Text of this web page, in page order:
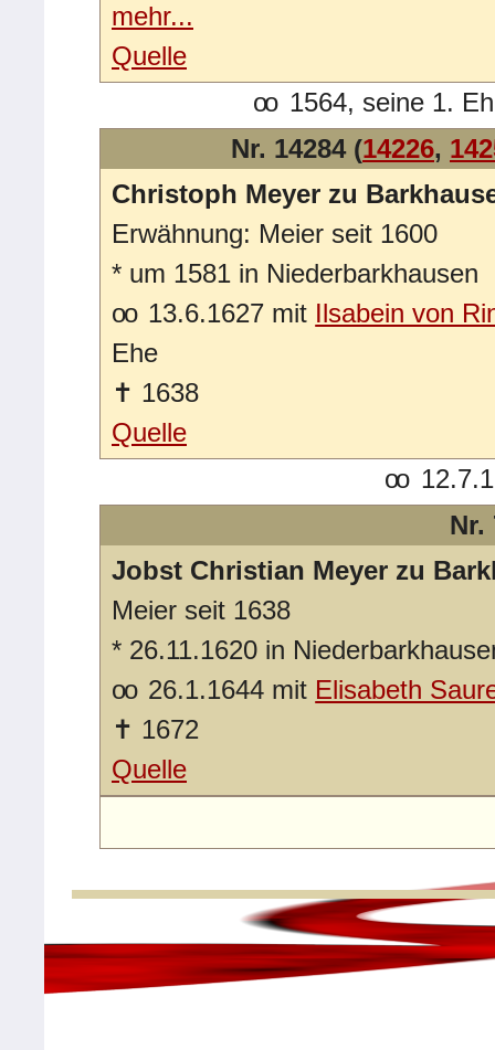
mehr...
Quelle
oo 1564, seine 1.
Nr. 14284 (14226,
Christoph Meyer zu
Erwähnung: Meier seit 1600
* um 1581 in Niederbarkhausen
oo 13.6.1627 mit Ilsabein von
Ehe
✝ 1638
Quelle
oo
Nr.
Jobst Christian Meyer zu
Meier seit 1638
* 26.11.1620 in
oo 26.1.1644 mit Elisabeth
✝ 1672
Quelle